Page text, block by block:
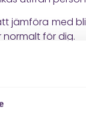
jämföra med
för dig.
kan
värden
värdet blir